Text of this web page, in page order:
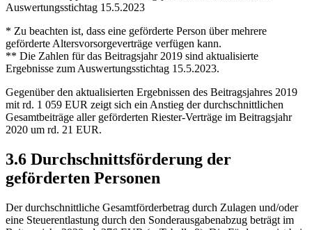
Auswertungsstichtag 15.5.2023
* Zu beachten ist, dass eine geförderte Person über mehrere
geförderte Altersvorsorgeverträge verfügen kann.
** Die Zahlen für das Beitragsjahr 2019 sind aktualisierte
Ergebnisse zum Auswertungsstichtag 15.5.2023.
Gegenüber den aktualisierten Ergebnissen des Beitragsjahres 2019
mit rd. 1 059 EUR zeigt sich ein Anstieg der durchschnittlichen
Gesamtbeiträge aller geförderten Riester-Verträge im Beitragsjahr
2020 um rd. 21 EUR.
3.6 Durchschnittsförderung der
geförderten Personen
Der durchschnittliche Gesamtförderbetrag durch Zulagen und/oder
eine Steuerentlastung durch den Sonderausgabenabzug beträgt im